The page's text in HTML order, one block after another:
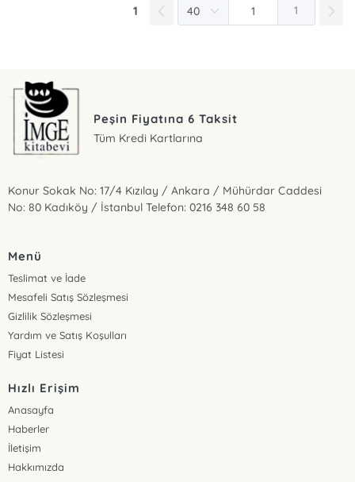
1 1
Peşin Fiyatına 6 Taksit
Tüm Kredi Kartlarına
Konur Sokak No: 17/4 Kızılay / Ankara / Mühürdar Caddesi
No: 80 Kadıköy / İstanbul Telefon: 0216 348 60 58
Menü
Teslimat ve İade
Mesafeli Satış Sözleşmesi
Gizlilik Sözleşmesi
Yardım ve Satış Koşulları
Fiyat Listesi
Hızlı Erişim
Anasayfa
Haberler
İletişim
Hakkımızda